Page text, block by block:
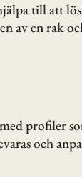
till att
av en rak
profiler
och